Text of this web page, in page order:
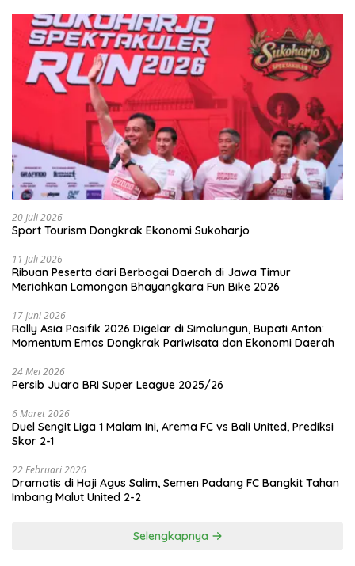
20 Juli 2026
Sport Tourism Dongkrak Ekonomi Sukoharjo
11 Juli 2026
Ribuan Peserta dari Berbagai Daerah di Jawa Timur
Meriahkan Lamongan Bhayangkara Fun Bike 2026
17 Juni 2026
Rally Asia Pasifik 2026 Digelar di Simalungun, Bupati Anton:
Momentum Emas Dongkrak Pariwisata dan Ekonomi Daerah
24 Mei 2026
Persib Juara BRI Super League 2025/26
6 Maret 2026
Duel Sengit Liga 1 Malam Ini, Arema FC vs Bali United, Prediksi
Skor 2-1
22 Februari 2026
Dramatis di Haji Agus Salim, Semen Padang FC Bangkit Tahan
Imbang Malut United 2-2
Selengkapnya